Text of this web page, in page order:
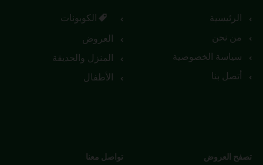
الرئيسية
من نحن
سياسة الخصوصية
أتصل بنا
الكوبونات
العروض
المنزل والحديقة
الأطفال
تصفح العروض تواصل معنا